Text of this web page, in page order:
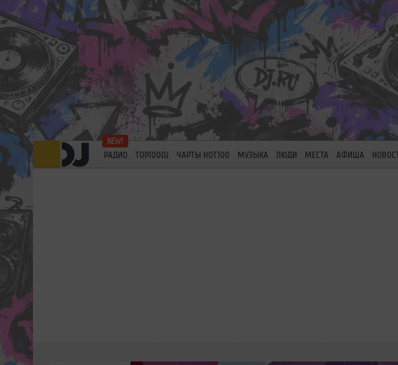
РАДИО TOP100DJ ЧАРТЫ HOT100 МУЗЫКА ЛЮДИ МЕСТА АФИША